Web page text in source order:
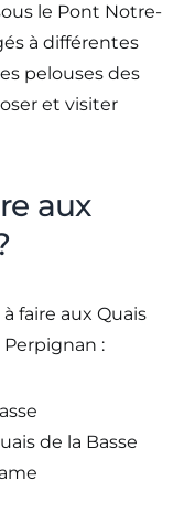
le Pont Notre-
à différentes
pelouses des
et visiter
aux
faire aux Quais
Perpignan :
de la Basse